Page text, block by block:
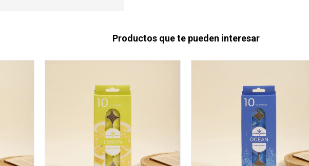
Productos que te pueden interesar